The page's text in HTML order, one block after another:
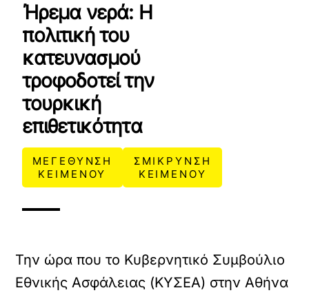
Ήρεμα νερά: Η
πολιτική του
κατευνασμού
τροφοδοτεί την
τουρκική
επιθετικότητα
ΜΕΓΕΘΥΝΣΗ
ΚΕΙΜΕΝΟΥ
ΣΜΙΚΡΥΝΣΗ
ΚΕΙΜΕΝΟΥ
Την ώρα που το Κυβερνητικό Συμβούλιο
Εθνικής Ασφάλειας (ΚΥΣΕΑ) στην Αθήνα